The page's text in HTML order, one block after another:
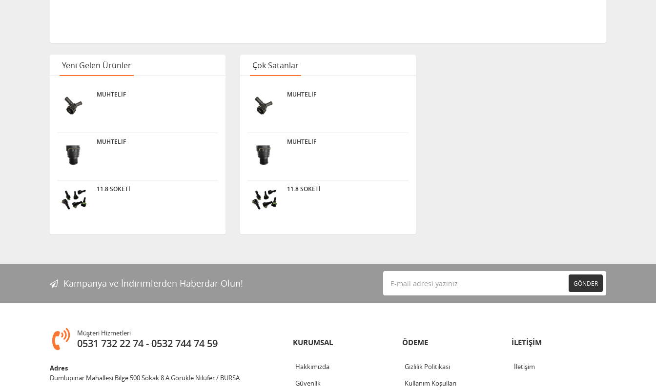
Yeni Gelen Ürünler
MUHTELİF
MUHTELİF
11.8 SOKETİ
Çok Satanlar
MUHTELİF
MUHTELİF
11.8 SOKETİ
Kampanya ve İndirimlerden Haberdar Olun! GÖNDER
Müşteri Hizmetleri
0531 732 22 74 0532 744 74 59
Adres
Dumlupınar Mahallesi Bilge 500 Sokak 8 A Görükle Nilüfer / BURSA
KURUMSAL
Hakkımızda
Güvenlik
ÖDEME
Gizlilik Politikası
Kullanım Koşulları
İLETİŞİM
İletişim